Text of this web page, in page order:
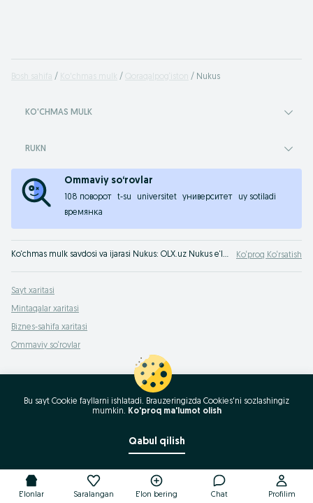
Bosh sahifa Ko'chmas mulk Qoraqalpog‘iston Nukus
KO'CHMAS MULK
RUKN
Ommaviy so‘rovlar
108 поворот t-su universitet университет
uy sotiladi
времянка
Ko‘chmas mulk savdosi va ijarasi Nukus: OLX.uz Nukus e‘lonlar taxtasida ko‘chmas mulkni foydali sotish yoki sotib olish mumkin! OLX.uz uy-joy sotib olish haqida hamma narsani biladi! Ko‘proq Ko‘rsatish
Sayt xaritasi
Mintaqalar xaritasi
Biznes-sahifa xaritasi
Ommaviy so‘rovlar
E'lonlar Saralangan E'lon bering Chat Profilim
Bu sayt Cookie fayllarni ishlatadi. Brauzeringizda Cookies'ni sozlashingiz
mumkin. Ko'proq ma'lumot olish
Qabul qilish